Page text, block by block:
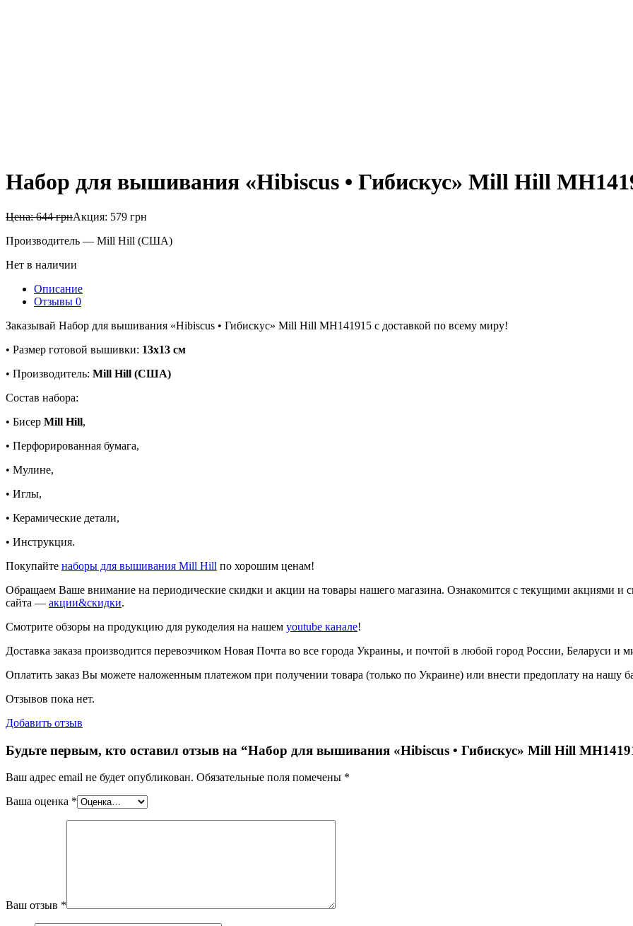
Набор для вышивания «Hibiscus • Гибискус» Mill Hill
Цена:644грнАкция: 579 грн
Производитель — Mill Hill (США)
Нет в наличии
Описание
Отзывы 0
Заказывай Набор для вышивания «Hibiscus • Гибискус» Mill Hill MH141915 с доставкой по всему миру!
• Размер готовой вышивки: 13х13 см
• Производитель: Mill Hill (США)
Состав набора:
• Бисер Mill Hill,
• Перфорированная бумага,
• Мулине,
• Иглы,
• Керамические детали,
• Инструкция.
Покупайте наборы для вышивания Mill Hill по хорошим ценам!
Обращаем Ваше внимание на периодические скидки и акции на товары нашего магазина. Ознакомится с текущими акциями и
сайта — акции&скидки.
Смотрите обзоры на продукцию для рукоделия на нашем youtube канале!
Доставка заказа производится перевозчиком Новая Почта во все города Украины, и почтой в любой город России, Беларуси и
Оплатить заказ Вы можете наложенным платежом при получении товара (только по Украине) или внести предоплату на нашу
Отзывов пока нет.
Добавить отзыв
Будьте первым, кто оставил отзыв на “Набор для вышивания «Hibiscus • Гибискус» Mill Hill
Ваш адрес email не будет опубликован. Обязательные поля помечены *
Ваша оценка *
Ваш отзыв *